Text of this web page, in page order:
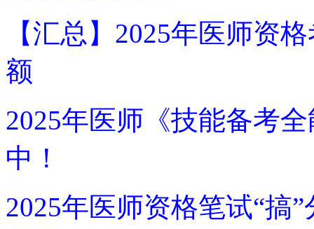
【汇总】2025年医师资
额
2025年医师《技能备考
中！
2025年医师资格笔试“搞